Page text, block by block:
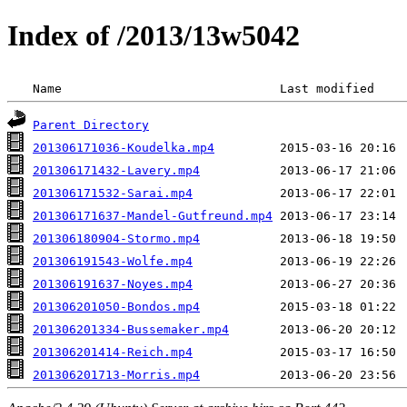
Index of /2013/13w5042
Name                              Last modified
Parent Directory
201306171036-Koudelka.mp4
201306171432-Lavery.mp4
201306171532-Sarai.mp4
201306171637-Mandel-Gutfreund.mp4
201306180904-Stormo.mp4
201306191543-Wolfe.mp4
201306191637-Noyes.mp4
201306201050-Bondos.mp4
201306201334-Bussemaker.mp4
201306201414-Reich.mp4
201306201713-Morris.mp4